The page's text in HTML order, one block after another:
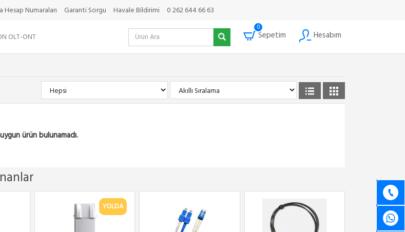
Hesap Numaraları Garanti Sorgu Havale Bildirimi 0 262 644 66 63
OLT-ONT
0
Sepetim Hesabım
ürün bulunamadı.
YOLDA